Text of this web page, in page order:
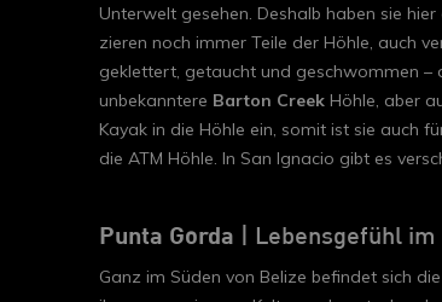
Unterwelt gesehen. Deshalb haben sie
zieren noch immer Teile der Höhle, auch
geklettert, getaucht und geschwommen –
unbekanntere Barton Creek Höhle, aber
Kayak in die Höhle ein, somit ist sie auch
die ATM Höhle. In San Ignacio gibt es
Punta Gorda | Lebensgefühl im
Ganz im Süden von Belize befindet sich